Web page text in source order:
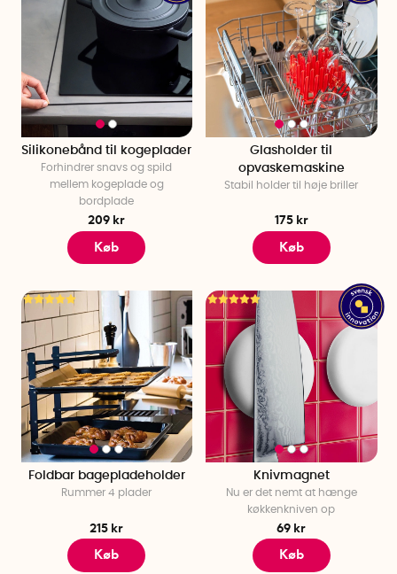
Silikonebånd til kogeplader
Forhindrer snavs og spild
mellem kogeplade og
bordplade
209 kr
Køb
Glasholder til
opvaskemaskine
Stabil holder til høje briller
175 kr
Køb
Foldbar bagepladeholder
Rummer 4 plader
215 kr
Køb
Knivmagnet
Nu er det nemt at hænge
køkkenkniven op
69 kr
Køb